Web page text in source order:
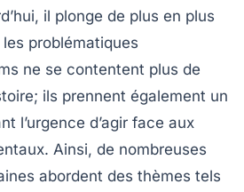
il plonge de plus en plus
problématiques
ne se contentent plus de
ils prennent également un
l’urgence d’agir face aux
Ainsi, de nombreuses
abordent des thèmes tels